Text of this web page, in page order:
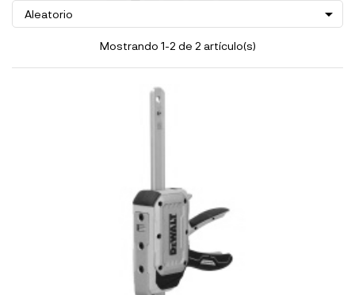
Aleatorio 
Mostrando 1-2 de 2 artículo(s)